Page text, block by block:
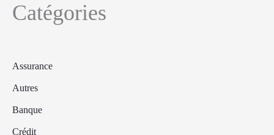
Catégories
Assurance
Autres
Banque
Crédit